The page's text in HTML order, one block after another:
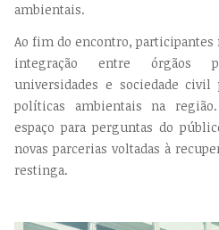
ambientais.
Ao fim do encontro,
integração entre órgãos
universidades e sociedade civil
políticas ambientais na
espaço para perguntas do
novas parcerias voltadas à
restinga.